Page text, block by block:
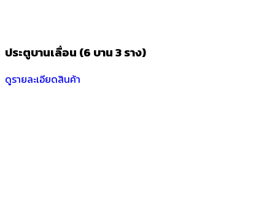
ประตูบานเลื่อน (6 บาน 3 ราง)
ดูรายละเอียดสินค้า